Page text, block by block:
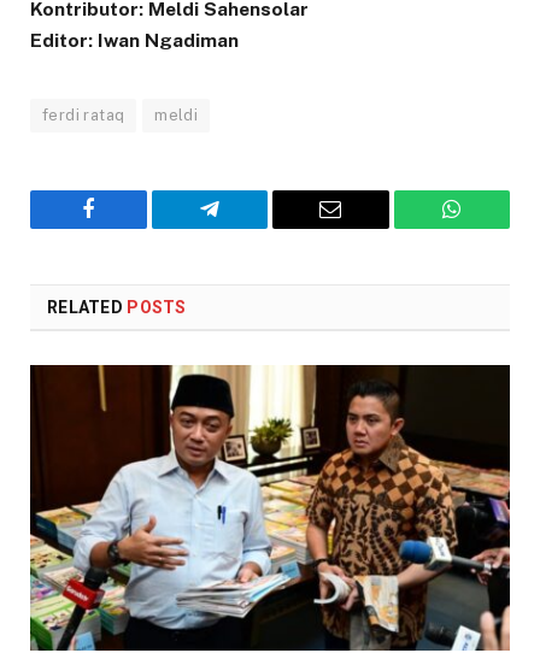
Kontributor: Meldi Sahensolar
Editor: Iwan Ngadiman
ferdi rataq meldi
Facebook Telegram Email
RELATED POSTS